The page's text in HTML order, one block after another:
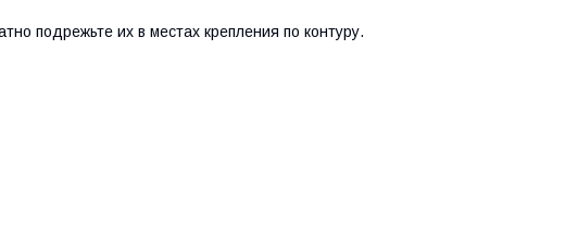
подрежьте их в местах крепления по контуру.